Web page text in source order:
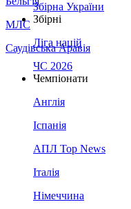
МЛС
Саудівська Аравія
Збірна України
Збірні
Ліга націй
ЧС 2026
Чемпіонати
Англія
Іспанія
АПЛ Top News
Італія
Німеччина